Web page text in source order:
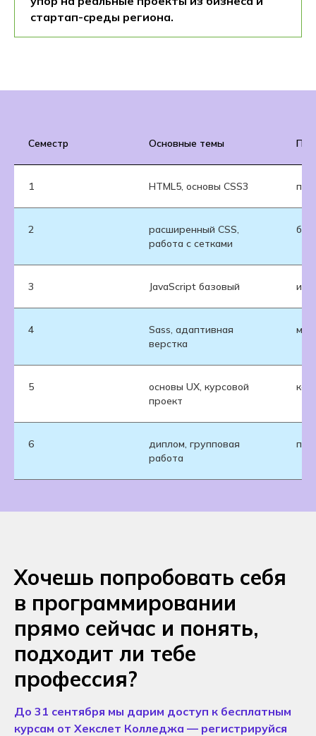
стартап-среды региона.
Семестр Основные темы
1 HTML5, основы CSS3
2
расширенный CSS,
работа с сетками
3 JavaScript базовый
4
Sass, адаптивная
верстка
5
основы UX, курсовой
проект
6
диплом, групповая
работа
Хочешь попробовать себя
в программировании
прямо сейчас и понять,
подходит ли тебе
профессия?
До 31 сентября мы дарим доступ к бесплатным
курсам от Хекслет Колледжа — регистрируйся